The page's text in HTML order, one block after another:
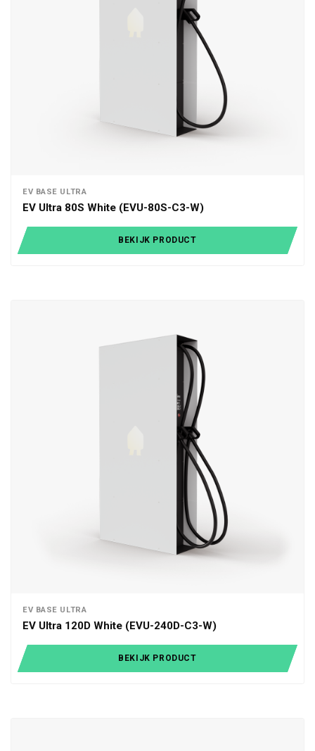
EV BASE ULTRA
EV Ultra 80S White (EVU-80S-C3-W)
BEKIJK PRODUCT
EV BASE ULTRA
EV Ultra 120D White (EVU-240D-C3-W)
BEKIJK PRODUCT